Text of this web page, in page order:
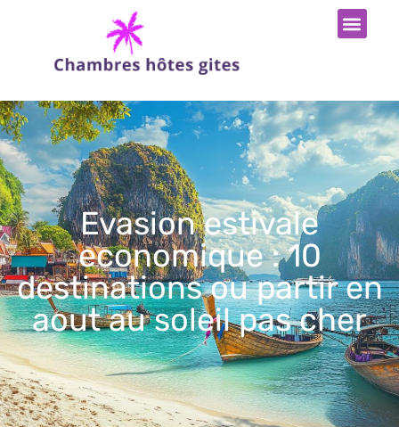
Evasion estivale
economique : 10
destinations ou partir en
aout au soleil pas cher